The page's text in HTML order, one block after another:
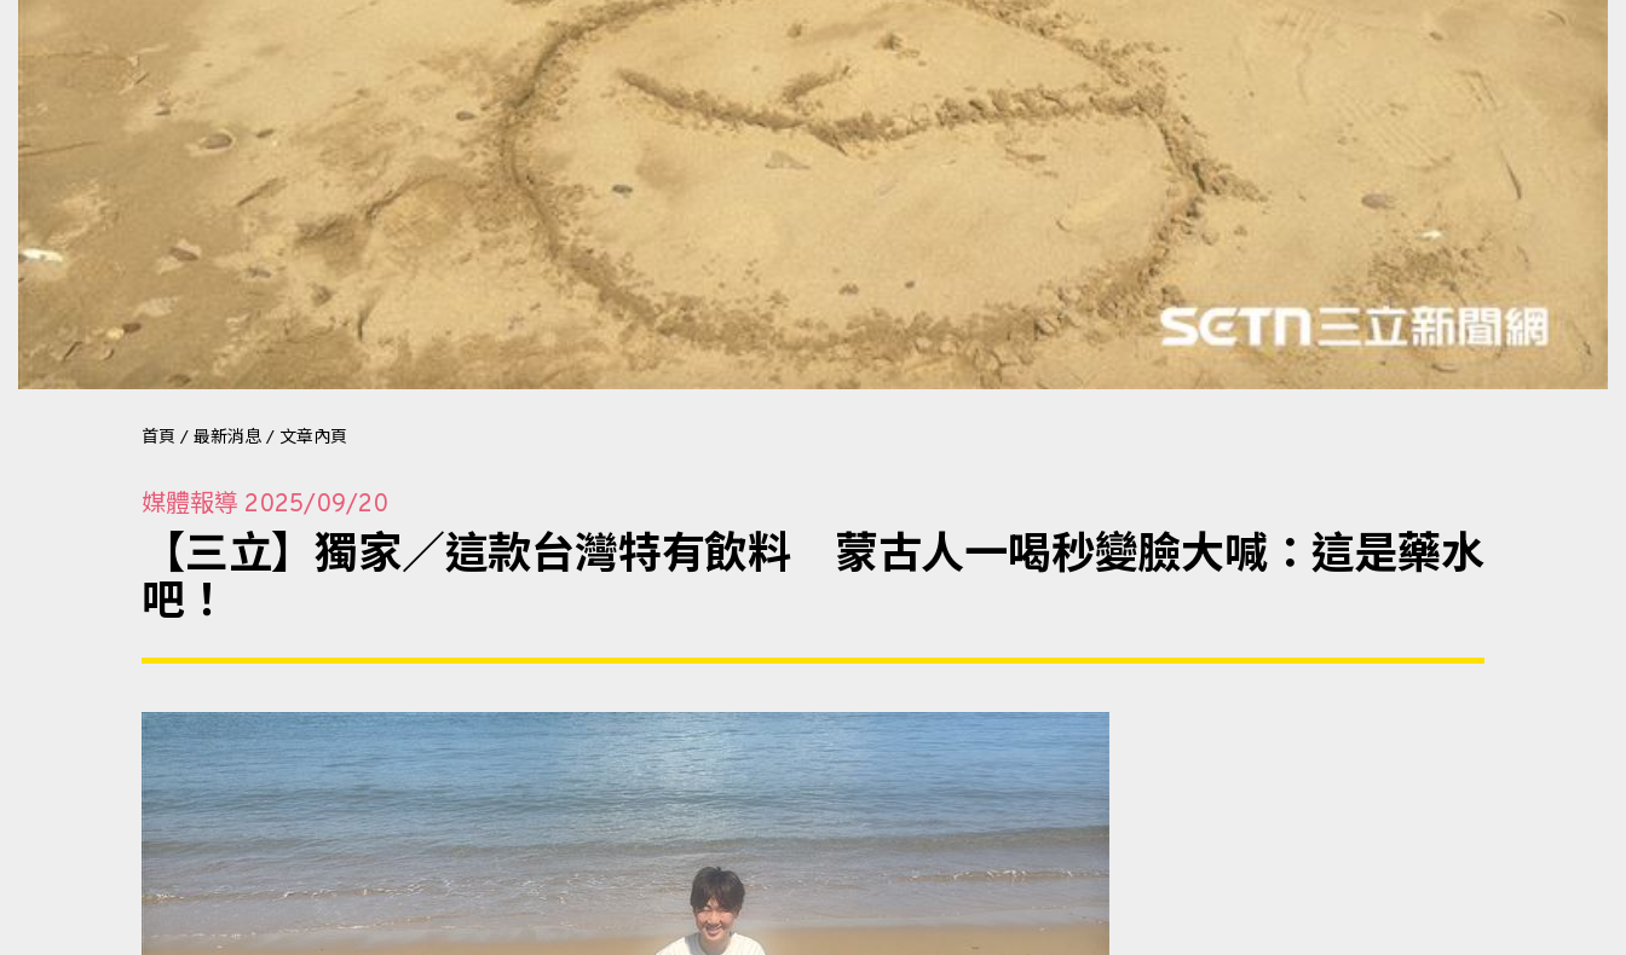
首頁 / 最新消息 / 文章內頁
媒體報導 2025/09/20
【三立】獨家／這款台灣特有飲料 蒙古人一喝秒變臉大喊：這是藥水
吧！